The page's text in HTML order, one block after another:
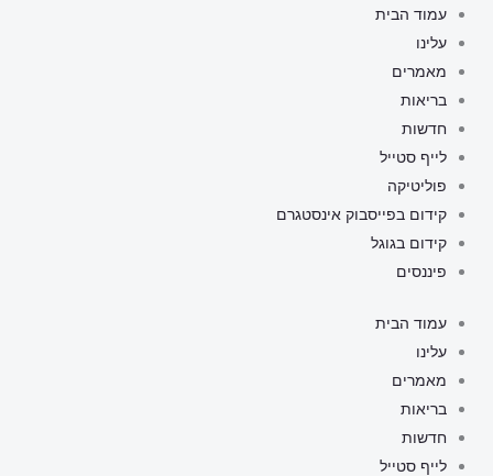
דילוג
לתוכן
עמוד הבית
עלינו
מאמרים
בריאות
חדשות
לייף סטייל
פוליטיקה
קידום בפייסבוק אינסטגרם
קידום בגוגל
פיננסים
עמוד הבית
עלינו
מאמרים
בריאות
חדשות
לייף סטייל